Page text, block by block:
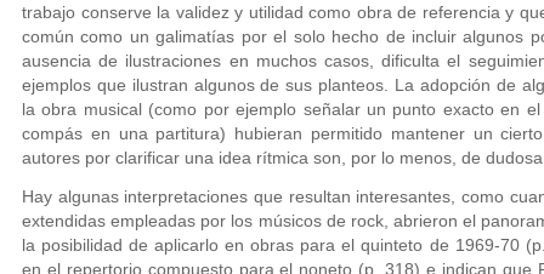
trabajo conserve la validez y utilidad como obra de referencia y
común como un galimatías por el solo hecho de incluir algunos
ausencia de ilustraciones en muchos casos, dificulta el
ejemplos que ilustran algunos de sus planteos. La adopción de
la obra musical (como por ejemplo señalar un punto exacto en
compás en una partitura) hubieran permitido mantener un
autores por clarificar una idea rítmica son, por lo menos, de
Hay algunas interpretaciones que resultan interesantes, como
extendidas empleadas por los músicos de rock, abrieron el
la posibilidad de aplicarlo en obras para el quinteto de 1969-70
en el repertorio compuesto para el noneto (p. 318) e indican que